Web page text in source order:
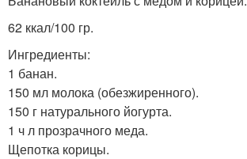
62 ккал/100 гр.
Ингредиенты:
1 банан.
150 мл молока (обезжиренного).
150 г натурального йогурта.
1 ч л прозрачного меда.
Щепотка корицы.